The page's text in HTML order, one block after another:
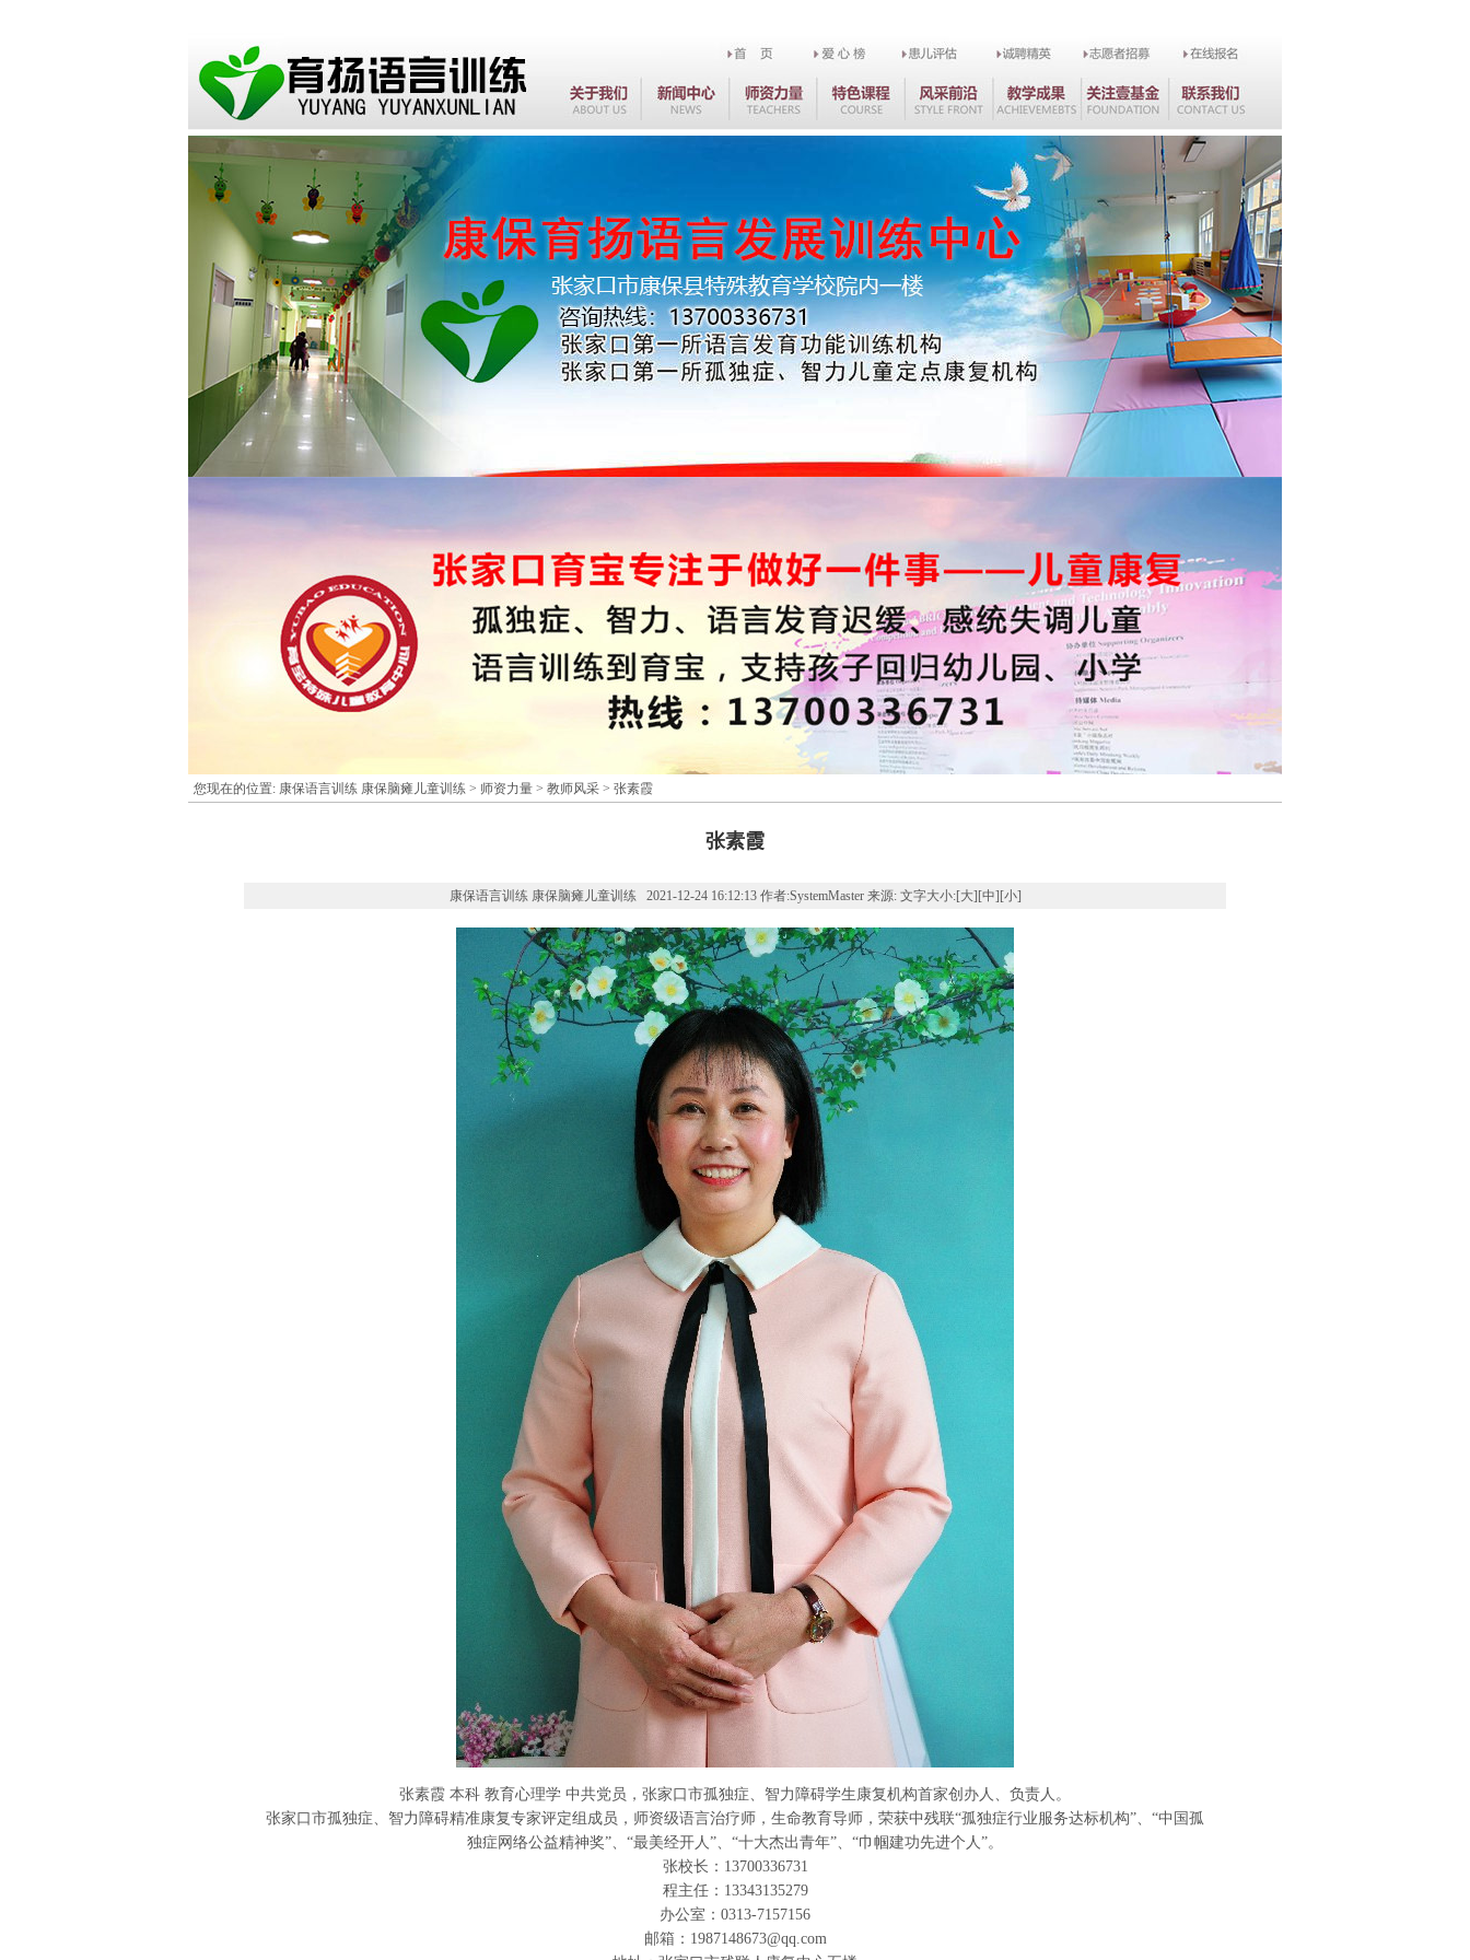
您现在的位置: 康保语言训练 康保脑瘫儿童训练 > 师资力量 > 教师风采 > 张素霞
张素霞
康保语言训练 康保脑瘫儿童训练 2021-12-24 16:12:13 作者:SystemMaster 来源: 文字大小:[大][中][小]
张素霞 本科 教育心理学 中共党员，张家口市孤独症、智力障碍学生康复机构首家创办人、负责人。
张家口市孤独症、智力障碍精准康复专家评定组成员，师资级语言治疗师，生命教育导师，荣获中残联“孤独症行业服务达标机构”、“中国孤
独症网络公益精神奖”、“最美经开人”、“十大杰出青年”、“巾帼建功先进个人”。
张校长：13700336731
程主任：13343135279
办公室：0313-7157156
邮箱： 1987148673@qq.com